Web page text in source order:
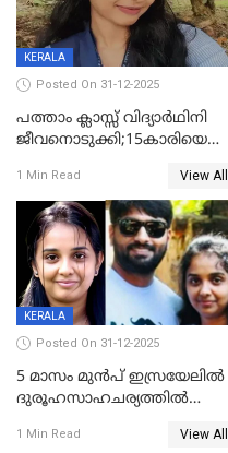
KERALA
Posted On 31-12-2025
പത്താം ക്ലാസ്സ് വിദ്യാര്‍ഥിനി
ജീവനൊടുക്കി;15കാരിയെ
കിടപ്പുമുറിയില്‍ തൂങ്ങി മരിച്ച
നിലയിൽ
1 Min Read View All
KERALA
Posted On 31-12-2025
5 മാസം മുൻപ് ഇസ്രയേലിൽ
ദുരൂഹസാഹചര്യത്തിൽ
മലയാളി യുവാവിന്റെ ഭാര്യയും
1 Min Read View All